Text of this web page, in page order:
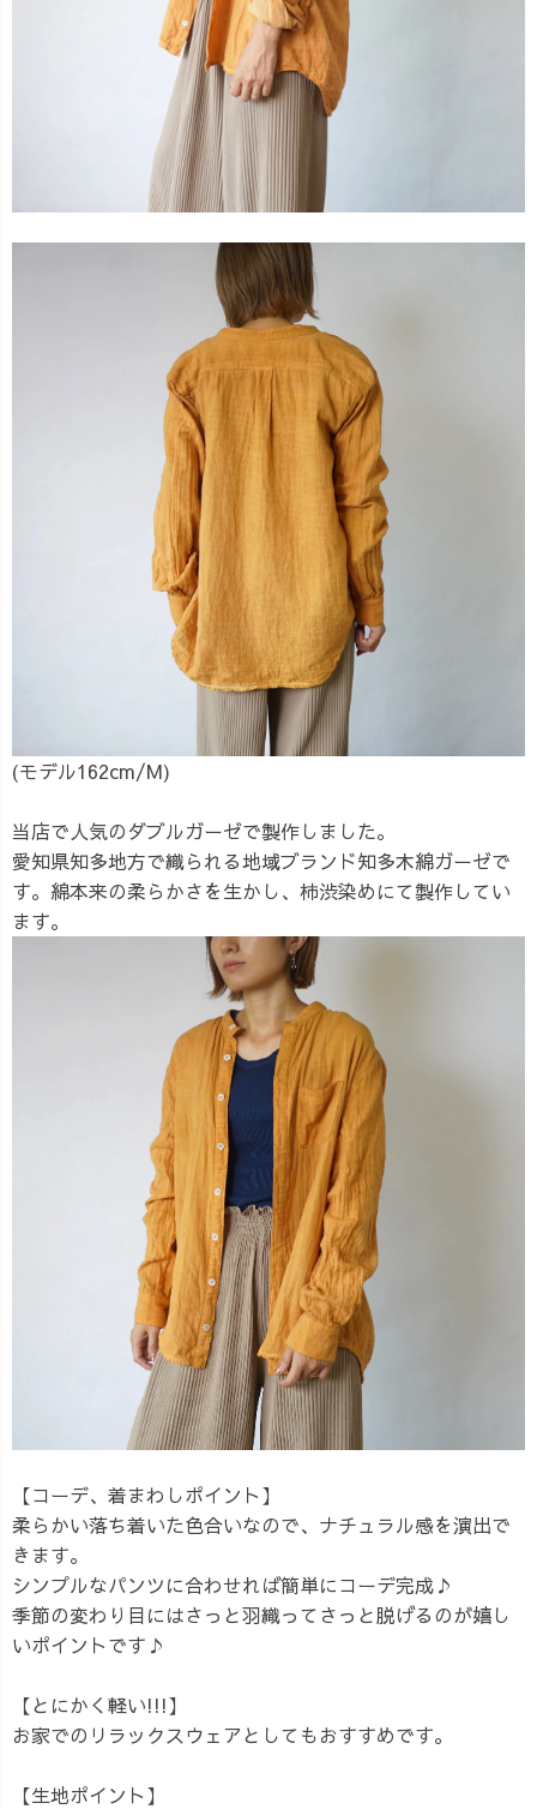
(モデル162cm/M)
当店で人気のダブルガーゼで製作しました。
愛知県知多地方で織られる地域ブランド知多木綿ガーゼで
す。綿本来の柔らかさを生かし、柿渋染めにて製作してい
ます。
【コーデ、着まわしポイント】
柔らかい落ち着いた色合いなので、ナチュラル感を演出で
きます。
シンプルなパンツに合わせれば簡単にコーデ完成♪
季節の変わり目にはさっと羽織ってさっと脱げるのが嬉し
いポイントです♪
【とにかく軽い!!!】
お家でのリラックスウェアとしてもおすすめです。
【生地ポイント】